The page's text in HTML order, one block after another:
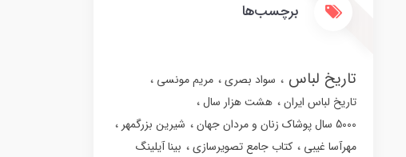
برچسب‌ها
تاریخ لباس سواد بصری
مریم مونسی
تاریخ لباس ایران
هشت هزار سال
5000 سال پوشاک زنان و مردان جهان
شیرین بزرگمهر
مهرآسا غیبی
کتاب جامع تصویرسازی بینا آیلینگ